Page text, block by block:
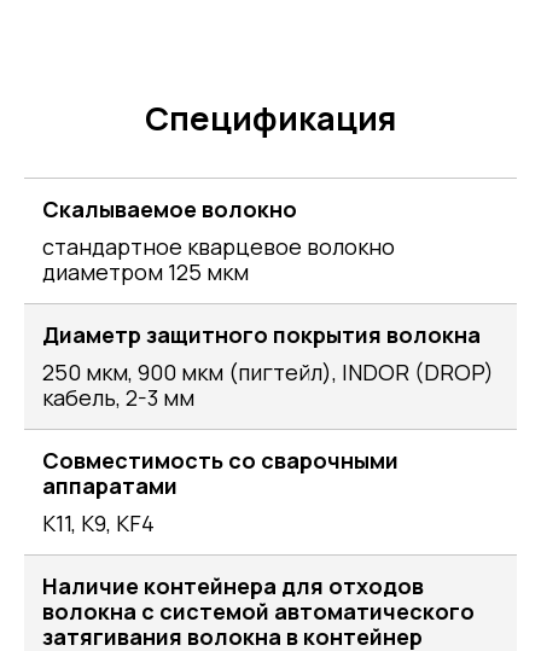
Спецификация
Скалываемое волокно
стандартное кварцевое волокно
диаметром 125 мкм
Диаметр защитного покрытия волокна
250 мкм, 900 мкм (пигтейл), INDOR (DROP)
кабель, 2-3 мм
Совместимость со сварочными
аппаратами
K11, K9, KF4
Наличие контейнера для отходов
волокна с системой автоматического
затягивания волокна в контейнер